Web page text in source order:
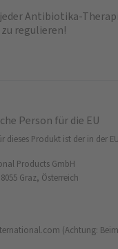
jeder Antibiotika-
regulieren!
Person für die EU
dieses Produkt ist der in der
Products GmbH
Graz, Österreich
(Achtung: